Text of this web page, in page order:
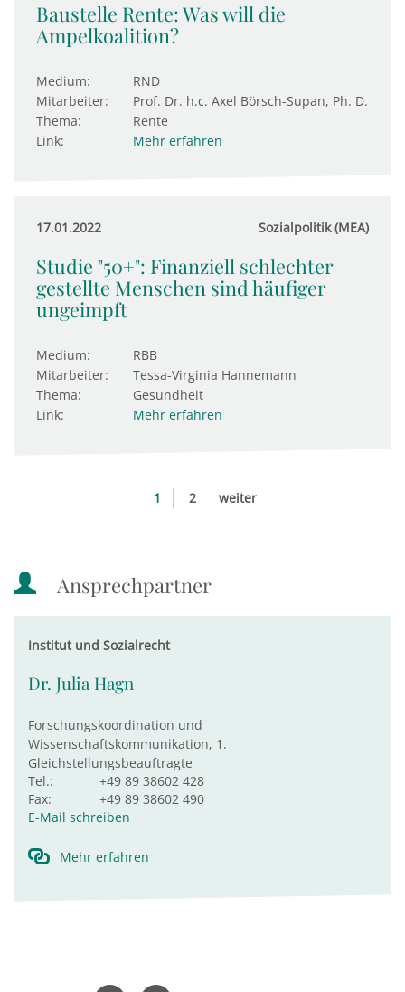
Baustelle Rente: Was will die
Ampelkoalition?
Medium:
RND
Mitarbeiter:
Prof. Dr. h.c. Axel Börsch-Supan, Ph. D.
Thema:
Rente
Link:
Mehr erfahren
17.01.2022 Sozialpolitik (MEA)
Studie "50+": Finanziell schlechter
gestellte Menschen sind häufiger
ungeimpft
Medium:
RBB
Mitarbeiter:
Tessa-Virginia Hannemann
Thema:
Gesundheit
Link:
Mehr erfahren
1 2 weiter
Ansprechpartner
Institut und Sozialrecht
Dr. Julia Hagn
Forschungskoordination und
Wissenschaftskommunikation, 1.
Gleichstellungsbeauftragte
Tel.:
+49 89 38602 428
Fax:
+49 89 38602 490
E-Mail schreiben
Mehr erfahren